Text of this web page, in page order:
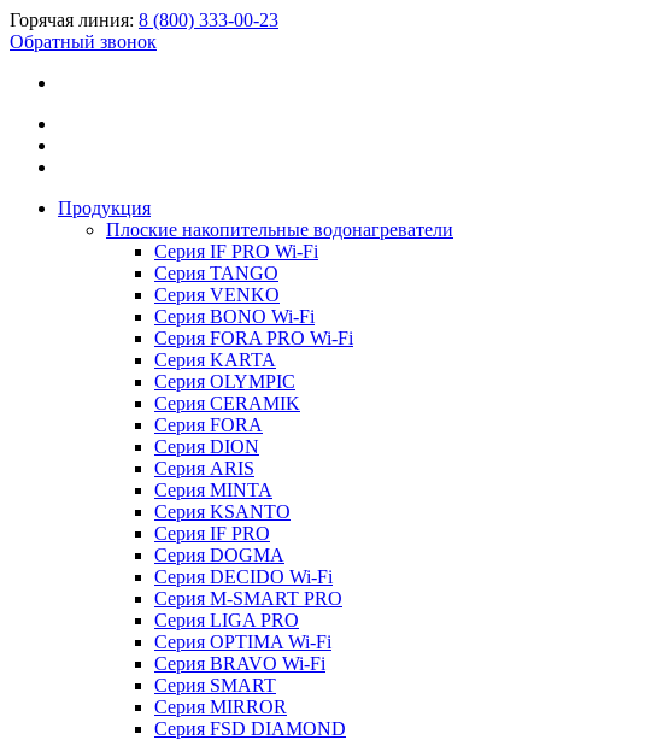
Горячая линия: 8 (800) 333-00-23
Обратный звонок
Продукция
Плоские накопительные водонагреватели
Серия IF PRO Wi-Fi
Серия TANGO
Серия VENKO
Серия BONO Wi-Fi
Серия FORA PRO Wi-Fi
Серия KARTA
Серия OLYMPIC
Серия CERAMIK
Серия FORA
Серия DION
Серия ARIS
Серия MINTA
Серия KSANTO
Серия IF PRO
Серия DOGMA
Серия DECIDO Wi-Fi
Серия M-SMART PRO
Серия LIGA PRO
Серия OPTIMA Wi-Fi
Серия BRAVO Wi-Fi
Серия SMART
Серия MIRROR
Серия FSD DIAMOND